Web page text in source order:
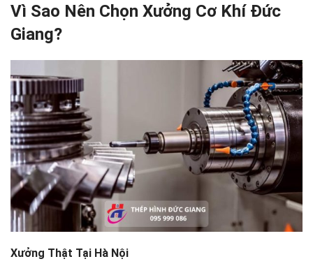
Vì Sao Nên Chọn Xưởng Cơ Khí Đức
Giang?
Xưởng Thật Tại Hà Nội